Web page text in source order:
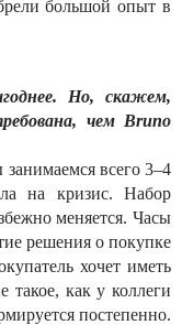
большой опыт в
Но, скажем,
чем Bruno
всего 3–4
на кризис. Набор
меняется. Часы
решения о покупке
хочет иметь
такое, как у коллеги
постепенно.